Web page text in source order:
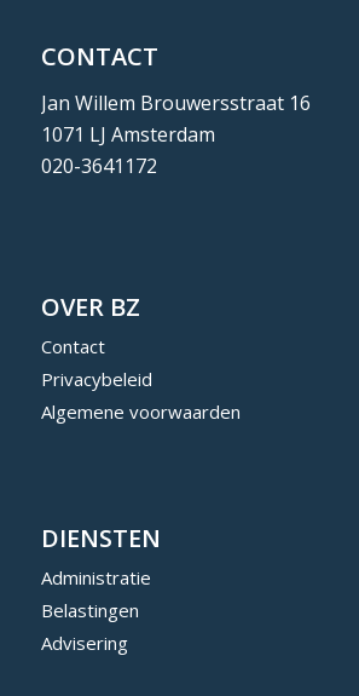
CONTACT
Jan Willem Brouwersstraat 16
1071 LJ Amsterdam
020-3641172
OVER BZ
Contact
Privacybeleid
Algemene voorwaarden
DIENSTEN
Administratie
Belastingen
Advisering